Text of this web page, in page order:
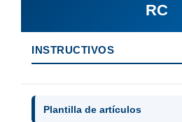
RC
INSTRUCTIVOS
Plantilla de artículos